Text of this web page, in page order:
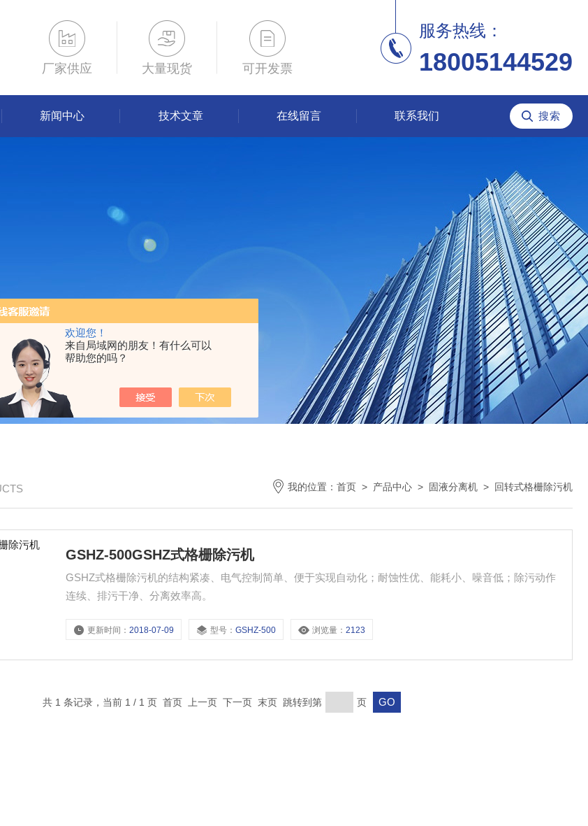
欢迎您！
来自局域网的朋友！有什么可以
帮助您的吗？
厂家供应 大量现货 可开发票
服务热线：
18005144529
新闻中心 技术文章 在线留言 联系我们
我的位置： 首页 > 产品中心 > 固液分离机 > 回转式格栅除污机
GSHZ-500GSHZ式格栅除污机
GSHZ式格栅除污机的结构紧凑、电气控制简单、便于实现自动化；耐蚀性优、能耗小、噪音低；除污动作
连续、排污干净、分离效率高。
更新时间：2018-07-09 型号：GSHZ-500 浏览量：2123
共 1 条记录，当前 1 / 1 页 首页 上一页 下一页 末页 跳转到第 页